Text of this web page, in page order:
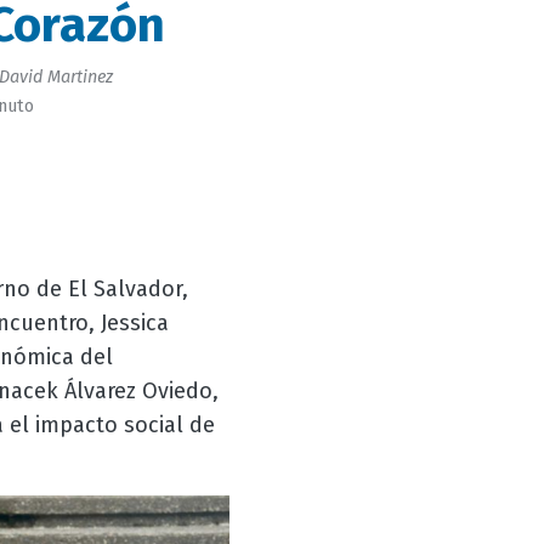
Martinez
de El Salvador,
Jessica
del
Álvarez Oviedo,
el impacto social de